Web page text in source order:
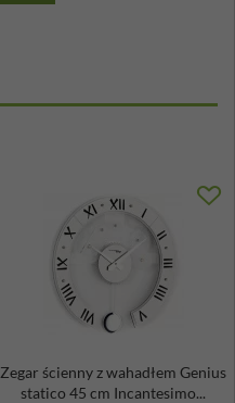
Zegar ścienny z wahadłem Genius
statico 45 cm Incantesimo...